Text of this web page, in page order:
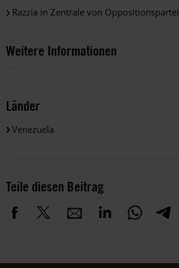
Razzia in Zentrale von Oppositionspartei
Weitere Informationen
Länder
Venezuela
Teile diesen Beitrag